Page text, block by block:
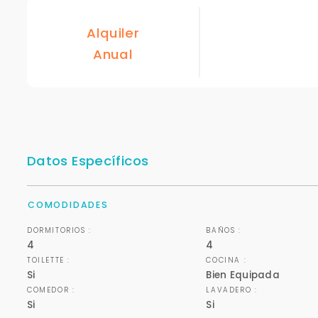
Alquiler
Anual
Datos Específicos
COMODIDADES
DORMITORIOS :
4
BAÑOS :
4
TOILETTE :
Si
COCINA :
Bien Equipada
COMEDOR :
Si
LAVADERO :
Si